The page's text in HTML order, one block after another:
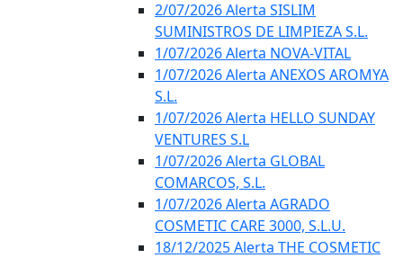
2/07/2026 Alerta SISLIM
SUMINISTROS DE LIMPIEZA S.L.
1/07/2026 Alerta NOVA-VITAL
1/07/2026 Alerta ANEXOS AROMYA
S.L.
1/07/2026 Alerta HELLO SUNDAY
VENTURES S.L
1/07/2026 Alerta GLOBAL
COMARCOS, S.L.
1/07/2026 Alerta AGRADO
COSMETIC CARE 3000, S.L.U.
18/12/2025 Alerta THE COSMETIC